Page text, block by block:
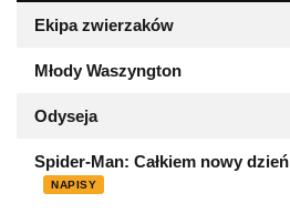
Ekipa zwierzaków
Młody Waszyngton
Odyseja
Spider-Man: Całkiem nowy dzień
NAPISY